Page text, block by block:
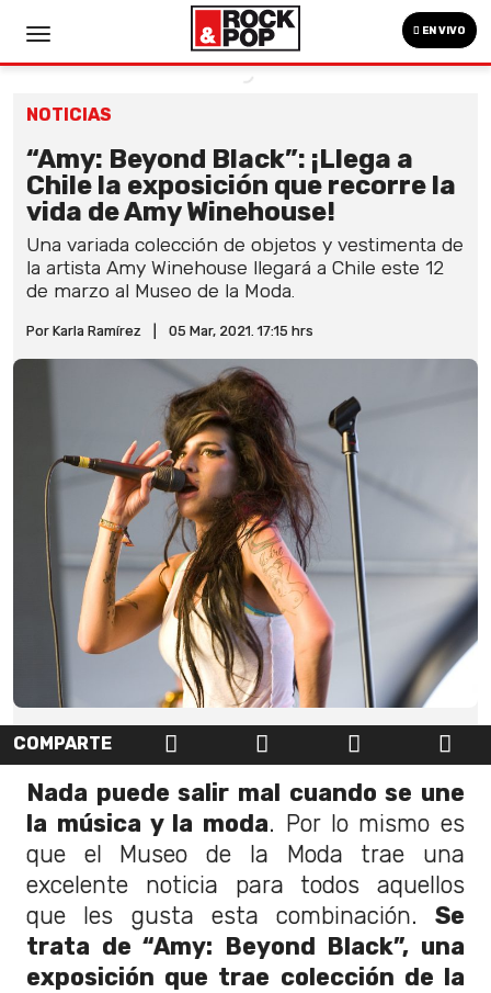
EN VIVO
NOTICIAS
“Amy: Beyond Black”: ¡Llega a
Chile la exposición que recorre la
vida de Amy Winehouse!
Una variada colección de objetos y vestimenta de
la artista Amy Winehouse llegará a Chile este 12
de marzo al Museo de la Moda.
Por Karla Ramírez 05 Mar, 2021. 17:15 hrs
COMPARTE
Nada puede salir mal cuando se une
la música y la moda. Por lo mismo es
que el Museo de la Moda trae una
excelente noticia para todos aquellos
que les gusta esta combinación. Se
trata de “Amy: Beyond Black”, una
exposición que trae colección de la